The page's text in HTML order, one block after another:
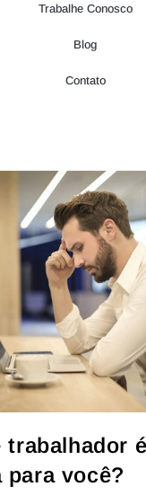
Trabalhe Conosco
Blog
Contato
trabalhador
para você?